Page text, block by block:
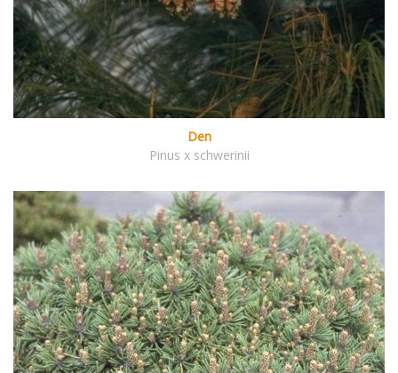
Den
Pinus x schwerinii